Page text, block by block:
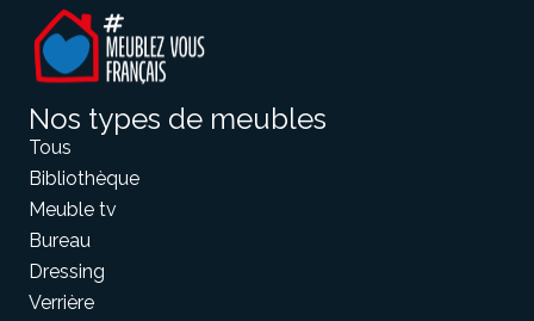
Nos types de meubles
Tous
Bibliothèque
Meuble tv
Bureau
Dressing
Verrière